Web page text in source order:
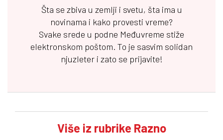
Šta se zbiva u zemlji i svetu, šta ima u
novinama i kako provesti vreme?
Svake srede u podne Međuvreme stiže
elektronskom poštom. To je sasvim solidan
njuzleter i zato se prijavite!
Više iz rubrike Razno